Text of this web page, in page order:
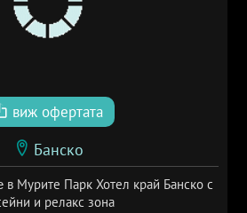
виж офертата
Банско
Мурите Парк Хотел край Банско с
и релакс зона